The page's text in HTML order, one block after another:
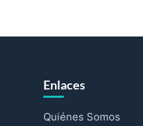
Enlaces
Quiénes Somos